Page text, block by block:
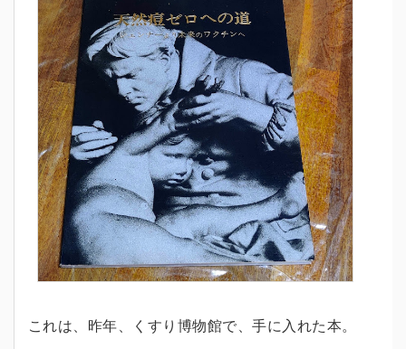
これは、昨年、くすり博物館で、手に入れた本。